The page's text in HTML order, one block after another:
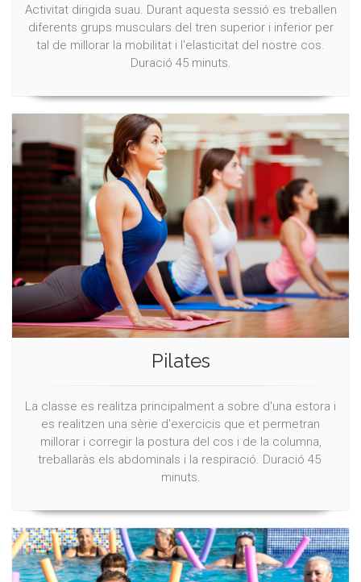
Activitat dirigida suau. Durant aquesta sessió es treballen
diferents grups musculars del tren superior i inferior per
tal de millorar la mobilitat i l'elasticitat del nostre cos.
Duració 45 minuts.
Pilates
La classe es realitza principalment a sobre d'una estora i
es realitzen una sèrie d'exercicis que et permetran
millorar i corregir la postura del cos i de la columna,
treballaràs els abdominals i la respiració. Duració 45
minuts.